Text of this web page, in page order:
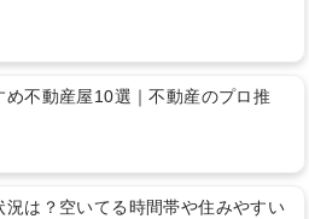
め不動産屋10選｜不動産のプロ推
況は？空いてる時間帯や住みやすい